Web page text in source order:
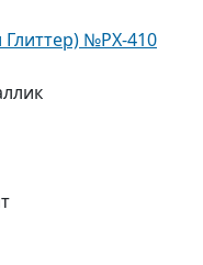
№PX-410